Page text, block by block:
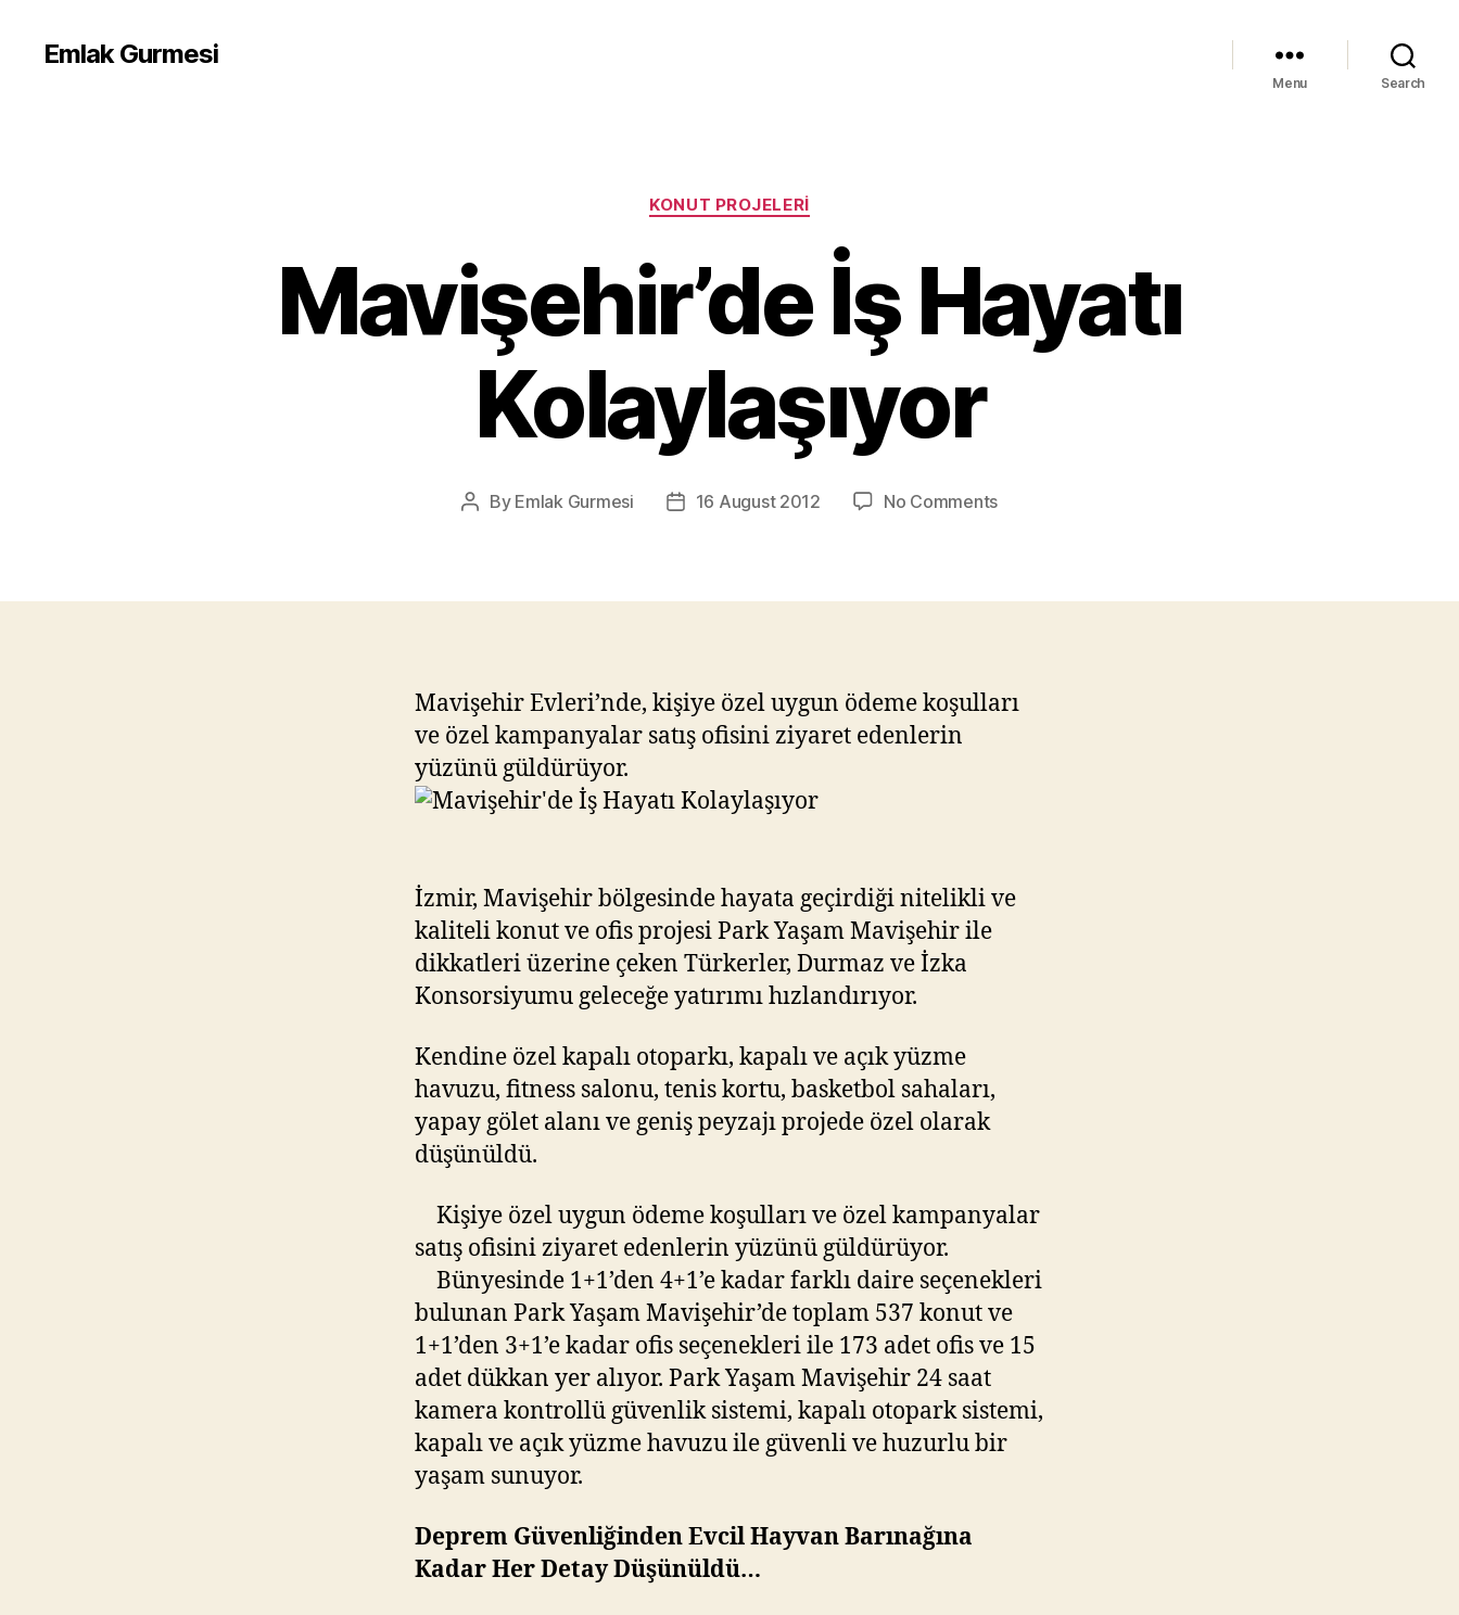
Emlak Gurmesi
Menu Search
Categories
KONUT PROJELERI
Mavişehir’de İş Hayatı
Kolaylaşıyor
Post
By Emlak Gurmesi
Post16 August 2012 No Commentson
Kolaylaşıyor
Mavişehir Evleri’nde, kişiye özel uygun ödeme koşulları
ve özel kampanyalar satış ofisini ziyaret edenlerin
yüzünü güldürüyor.
İzmir, Mavişehir bölgesinde hayata geçirdiği nitelikli ve
kaliteli konut ve ofis projesi Park Yaşam Mavişehir ile
dikkatleri üzerine çeken Türkerler, Durmaz ve İzka
Konsorsiyumu geleceğe yatırımı hızlandırıyor.
Kendine özel kapalı otoparkı, kapalı ve açık yüzme
havuzu, fitness salonu, tenis kortu, basketbol sahaları,
yapay gölet alanı ve geniş peyzajı projede özel olarak
düşünüldü.
Kişiye özel uygun ödeme koşulları ve özel kampanyalar
satış ofisini ziyaret edenlerin yüzünü güldürüyor.
Bünyesinde 1+1’den 4+1’e kadar farklı daire seçenekleri
bulunan Park Yaşam Mavişehir’de toplam 537 konut ve
1+1’den 3+1’e kadar ofis seçenekleri ile 173 adet ofis ve 15
adet dükkan yer alıyor. Park Yaşam Mavişehir 24 saat
kamera kontrollü güvenlik sistemi, kapalı otopark sistemi,
kapalı ve açık yüzme havuzu ile güvenli ve huzurlu bir
yaşam sunuyor.
Deprem Güvenliğinden Evcil Hayvan Barınağına
Kadar Her Detay Düşünüldü…